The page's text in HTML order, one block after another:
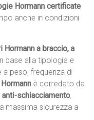
Hormann certificate
anche in condizioni
Hormann a braccio, a
base alla tipologia e
a peso, frequenza di
è corredato da
schiacciamento,
massima sicurezza a